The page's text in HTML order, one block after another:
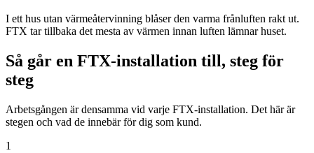
I ett hus utan värmeåtervinning blåser den varma frånluften rakt ut.
FTX tar tillbaka det mesta av värmen innan luften lämnar huset.
Så går en FTX-installation till, steg för
steg
Arbetsgången är densamma vid varje FTX-installation. Det här är
stegen och vad de innebär för dig som kund.
1